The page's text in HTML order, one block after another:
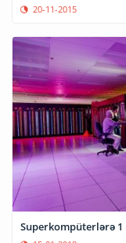
20-11-2015
Superkompüterlərə 1